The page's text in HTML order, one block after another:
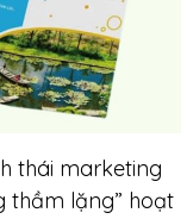
thái marketing
thầm lặng” hoạt